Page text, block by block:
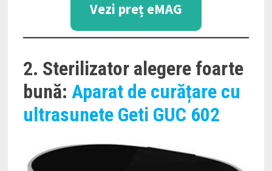
Vezi preț eMAG
2. Sterilizator alegere foarte
bună: Aparat de curățare cu
ultrasunete Geti GUC 602